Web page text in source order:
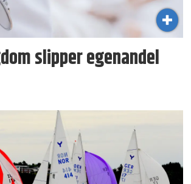
slipper egenandel